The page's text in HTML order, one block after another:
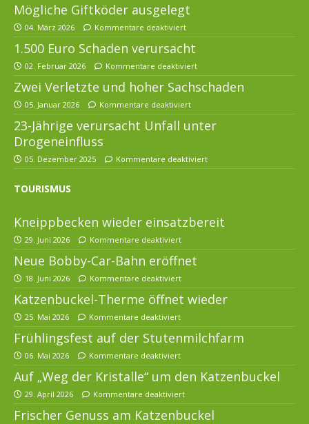
Mögliche Giftköder ausgelegt
04. März 2026 Kommentare deaktiviert
1.500 Euro Schaden verursacht
02. Februar 2026 Kommentare deaktiviert
Zwei Verletzte und hoher Sachschaden
05. Januar 2026 Kommentare deaktiviert
23-Jährige verursacht Unfall unter
Drogeneinfluss
05. Dezember 2025 Kommentare deaktiviert
TOURISMUS
Kneippbecken wieder einsatzbereit
29. Juni 2026 Kommentare deaktiviert
Neue Bobby-Car-Bahn eröffnet
18. Juni 2026 Kommentare deaktiviert
Katzenbuckel-Therme öffnet wieder
25. Mai 2026 Kommentare deaktiviert
Frühlingsfest auf der Stutenmilchfarm
06. Mai 2026 Kommentare deaktiviert
Auf „Weg der Kristalle“ um den Katzenbuckel
29. April 2026 Kommentare deaktiviert
Frischer Genuss am Katzenbuckel